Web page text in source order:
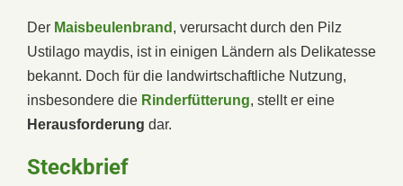
Der Maisbeulenbrand , verursacht durch den Pilz
Ustilago maydis, ist in einigen Ländern als Delikatesse
bekannt. Doch für die landwirtschaftliche Nutzung,
insbesondere die Rinderfütterung, stellt er eine
Herausforderung dar.
Steckbrief